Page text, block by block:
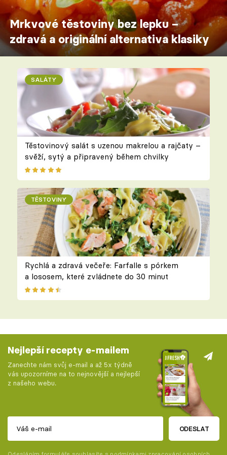
Mrkvové těstoviny bez lepku –
zdravá a originální alternativa klasiky
SALÁTY
Těstovinový salát s uzenou makrelou a rajčaty –
svěží, sytý a připravený během chvilky
TĚSTOVINY
Rychlá a zdravá večeře: Farfalle s pórkem
a lososem, které zvládnete do 30 minut
Nejlepší recepty e-mailem
Zanechte nám svůj e-mail a až 5x týdně
vás upozorníme na to nejnovější a nejlepší
z našeho webu.
ODESLAT